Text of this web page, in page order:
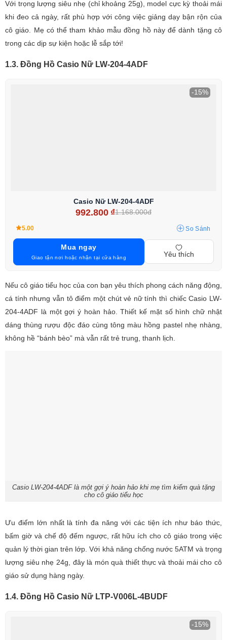
Với trọng lượng siêu nhẹ (chỉ khoảng 25g), model cực kỳ thoải mái
khi đeo cả ngày, rất phù hợp với công việc giảng dạy bận rộn của
cô giáo. Mẹ có thể tham khảo mẫu đồng hồ này để dành tặng cô
trong các dịp sự kiện hoặc lễ sắp tới!
1.3. Đồng Hồ Casio Nữ LW-204-4ADF
-15%
Casio Nữ LW-204-4ADF
992.800 ₫1.168.000đ
5.00 So Sánh
Mua ngay
Giao tận nơi hoặc nhận tại cửa hàng Yêu thích
Nếu cô giáo tiểu học của con bạn yêu thích phong cách năng động,
cá tính nhưng vẫn tô điểm một chút vẻ nữ tính thì chiếc Casio LW-
204-4ADF là một gợi ý hoàn hảo. Thiết kế mặt số hình chữ nhật
dáng thùng rượu độc đáo cùng tông màu hồng pastel nhẹ nhàng,
không hề “bánh bèo” mà vẫn rất trẻ trung, thanh lịch.
Casio LW-204-4ADF là một gợi ý hoàn hảo khi mẹ tìm kiếm quà tặng
cho cô giáo tiểu học
Ưu điểm lớn nhất là tính đa năng với các tiện ích như báo thức,
bấm giờ và chế độ đếm ngược, rất hữu ích cho cô giáo trong việc
quản lý thời gian trên lớp. Với khả năng chống nước 5ATM và trọng
lượng siêu nhẹ 24g, đây là món quà thiết thực và thoải mái cho cô
giáo sử dụng hàng ngày.
1.4. Đồng Hồ Casio Nữ LTP-V006L-4BUDF
-15%